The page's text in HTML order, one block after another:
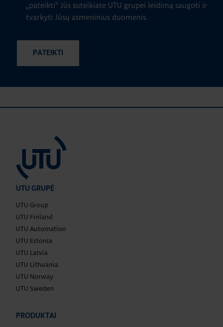
„pateikti" Jūs suteikiate UTU grupei leidimą saugoti ir
tvarkyti Jūsų asmeninius duomenis.
UTU GRUPĖ
UTU Group
UTU Finland
UTU Automation
UTU Estonia
UTU Latvia
UTU Lithuania
UTU Norway
UTU Sweden
PRODUKTAI